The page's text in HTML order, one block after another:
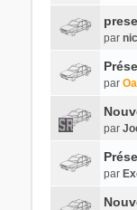
par
par
par
par